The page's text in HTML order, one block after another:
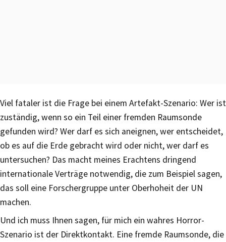
Viel fataler ist die Frage bei einem Artefakt-Szenario: Wer ist
zuständig, wenn so ein Teil einer fremden Raumsonde
gefunden wird? Wer darf es sich aneignen, wer entscheidet,
ob es auf die Erde gebracht wird oder nicht, wer darf es
untersuchen? Das macht meines Erachtens dringend
internationale Verträge notwendig, die zum Beispiel sagen,
das soll eine Forschergruppe unter Oberhoheit der UN
machen.
Und ich muss Ihnen sagen, für mich ein wahres Horror-
Szenario ist der Direktkontakt. Eine fremde Raumsonde, die